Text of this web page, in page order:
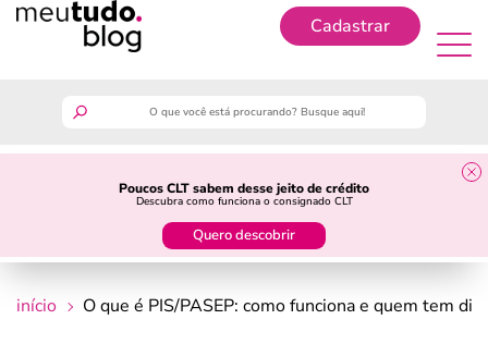
Cadastrar
Poucos CLT sabem desse jeito de crédito
Descubra como funciona o consignado CLT
Quero descobrir
guia do trabalhador
início O que é PIS/PASEP: como funciona e quem tem